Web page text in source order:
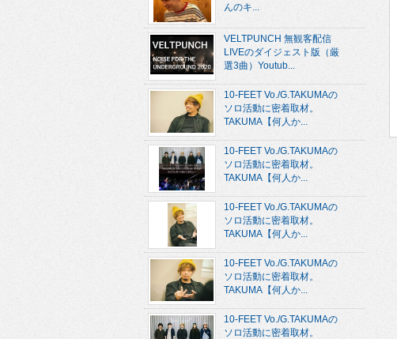
んのキ...
VELTPUNCH 無観客配信
LIVEのダイジェスト版（厳
選3曲）Youtub...
10-FEET Vo./G.TAKUMAの
ソロ活動に密着取材。
TAKUMA【何人か...
10-FEET Vo./G.TAKUMAの
ソロ活動に密着取材。
TAKUMA【何人か...
10-FEET Vo./G.TAKUMAの
ソロ活動に密着取材。
TAKUMA【何人か...
10-FEET Vo./G.TAKUMAの
ソロ活動に密着取材。
TAKUMA【何人か...
10-FEET Vo./G.TAKUMAの
ソロ活動に密着取材。